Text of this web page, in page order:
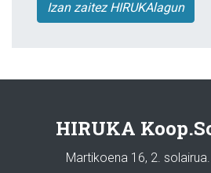
Izan zaitez HIRUKAlagun
HIRUKA
Martikoena 16, 2.